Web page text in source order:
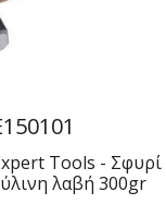
Tools - Σφυρί
λαβή 300gr